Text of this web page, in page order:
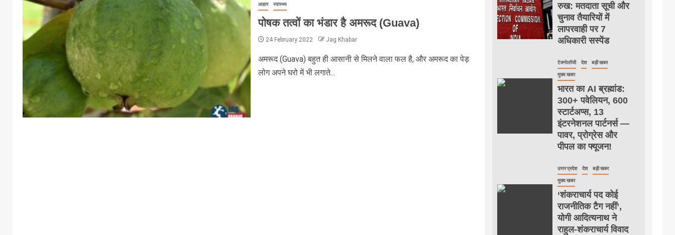
आहार स्वास्थ्य
पोषक तत्वों का भंडार है अमरूद (Guava)
24 February 2022 Jag Khabar
अमरूद (Guava) बहुत ही आसानी से मिलने वाला फल है, और अमरूद का पेड़
लोग अपने घरो में भी लगाते...
रुख: मतदाता सूची और
चुनाव तैयारियों में
लापरवाही पर 7
अधिकारी सस्पेंड
टेक्नोलॉजी देश बड़ी खबर
मुख्य खबर
भारत का AI ब्रह्मांड:
300+ पवेलियन, 600
स्टार्टअप्स, 13
इंटरनेशनल पार्टनर्स —
पावर, प्रोग्रेस और
पीपल का फ्यूजन!
उत्तर प्रदेश देश बड़ी खबर
मुख्य खबर
‘शंकराचार्य पद कोई
राजनीतिक टैग नहीं’,
योगी आदित्यनाथ ने
राहुल-शंकराचार्य विवाद